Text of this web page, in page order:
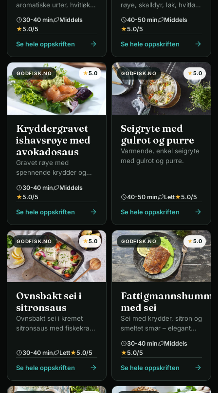
aromatiske urter, hvitløk
30-40 min
Middels
★5.0/5
Se hele oppskriften
røye, skalldyr, løk, hvitløk
40-50 min
Middels
★5.0/5
Se hele oppskriften
GODFISK.NO ★5.0
Kryddergravet
ishavsrøye med
avokadosaus
Gravet røye med
spennende krydder og
30-40 min
Middels
★5.0/5
Se hele oppskriften
GODFISK.NO ★5.0
Seigryte med
gulrot og purre
Varmende, enkel seigryte
med gulrot og purre.
40-50 min Lett★5.0/5
Se hele oppskriften
GODFISK.NO ★5.0
Ovnsbakt sei i
sitronsaus
Ovnsbakt sei i kremet
sitronsaus med fiskekraft
30-40 min Lett★5.0/5
Se hele oppskriften
GODFISK.NO ★5.0
med sei
Sei med krydder, sitron og
smeltet smør – elegant
30-40 min
Middels
★5.0/5
Se hele oppskriften